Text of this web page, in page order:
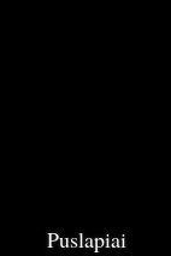
Puslapiai